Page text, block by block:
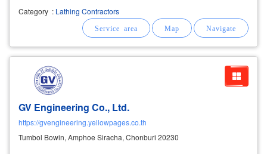
modify machine part, enabling the machine to
continue working. with machines for turning,
milling
Category : Lathing Contractors
GV Engineering Co., Ltd.
https://gvengineering.yellowpages.co.th
Tumbol Bowin, Amphoe Siracha, Chonburi 20230